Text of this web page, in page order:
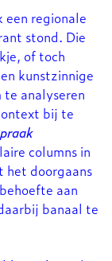
een regionale
stond. Die
of toch
kunstzinnige
analyseren
bij te
columns in
het doorgaans
aan
banaal te